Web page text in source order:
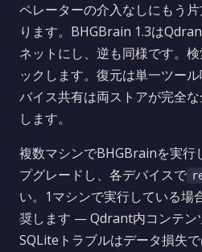
ペレーターの介入なしにもう
ります。BHGBrain 1.3は
ネットにし、逆も同様です。
ックします。復元は単一ツー
バイス共有は両ストアが完全
します。
複数マシンでBHGBrainを実行
プグレードし、各デバイスで
い。1マシンで実行している場
奨します — Qdrant内コンテン
SQLiteトラブルはデータ損失